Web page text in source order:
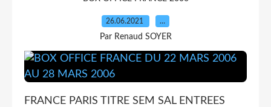
26.06.2021 …
Par Renaud SOYER
FRANCE PARIS TITRE SEM SAL ENTREES